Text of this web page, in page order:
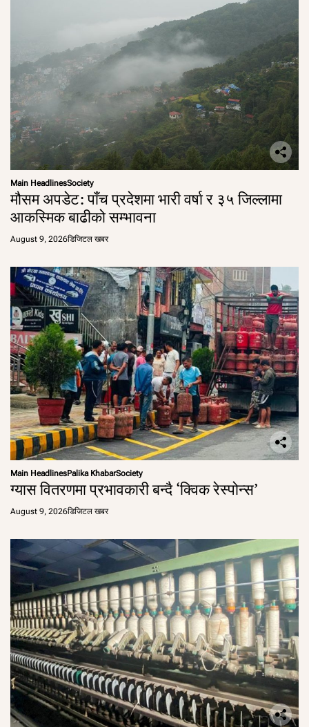
Main HeadlinesSociety
मौसम अपडेट: पाँच प्रदेशमा भारी वर्षा र ३५ जिल्लामा
आकस्मिक बाढीको सम्भावना
August 9, 2026डिजिटल खबर
Main HeadlinesPalika KhabarSociety
ग्यास वितरणमा प्रभावकारी बन्दै ‘क्विक रेस्पोन्स’
August 9, 2026डिजिटल खबर